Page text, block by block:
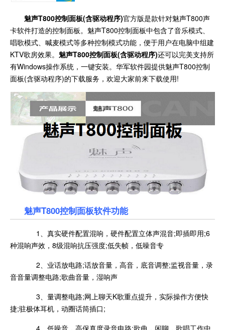
魅声T800控制面板(含驱动程序)官方版是款针对魅声T800声
卡软件打造的控制面板。魅声T800控制面板中包含了音乐模式、
唱歌模式、喊麦模式等多种控制模式功能，便于用户在电脑中组建
KTV歌房效果。 魅声T800控制面板(含驱动程序)还可以完美支持所
有Windows操作系统，一键安装。华军软件园提供魅声T800控制
面板(含驱动程序)的下载服务，欢迎大家前来下载使用!
魅声T800控制面板软件功能
1、真实硬件配置混响，硬件配置立体声混音;即插即用;6
种混响声效，8级混响抗压强度;低失帧，低噪音专
2、业话放电路;话放音量，高音，底音调整;监视音量，录
音音量调整电路;歌曲音量，湿响声
3、量调整电路;网上聊天K歌重点提升，实际操作方便快
捷;驻极体耳机，动圈话筒插口;